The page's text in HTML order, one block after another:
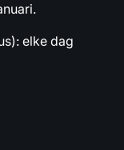
elke dag